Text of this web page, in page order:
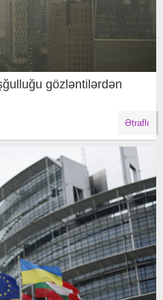
gözləntilərdən
Ətraflı